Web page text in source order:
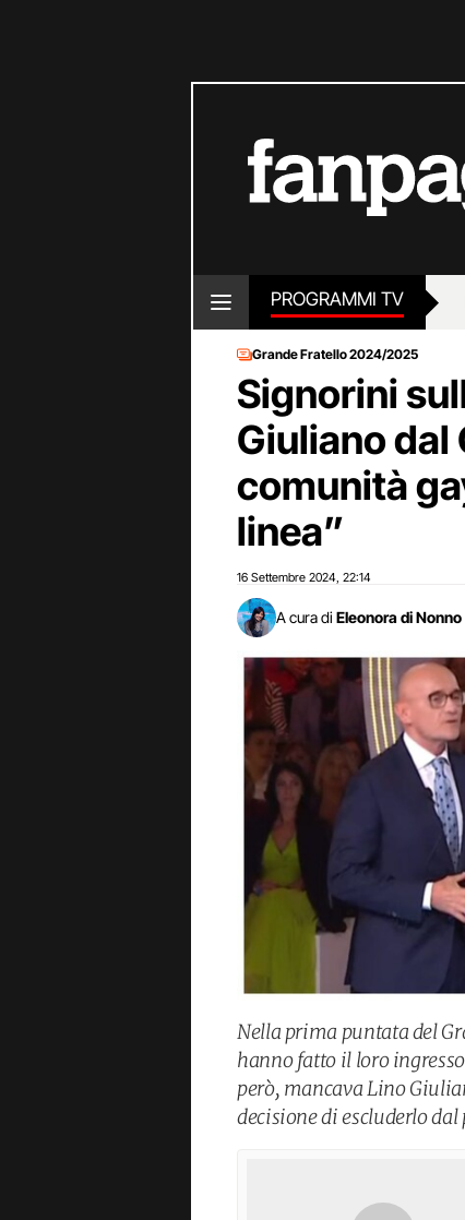
PROGRAMMI TV
Grande Fratello 2024/2025
Signorini
Giuliano dal
comunità
linea”
16 Settembre 2024 22:14
A cura di Eleonora di Nonno
Nella prima puntata del
hanno fatto il loro
però, mancava Lino
decisione di escluderlo